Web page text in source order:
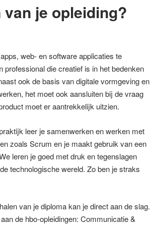
je opleiding?
web- en software applicaties te
professional die creatief is in het bedenken
ook de basis van digitale vormgeving en
het moet ook aansluiten bij de vraag
moet er aantrekkelijk uitzien.
leer je samenwerken en werken met
zoals Scrum en je maakt gebruik van een
leren je goed met druk en tegenslagen
technologische wereld. Zo ben je straks
van je diploma kan je direct aan de slag.
de hbo-opleidingen: Communicatie &